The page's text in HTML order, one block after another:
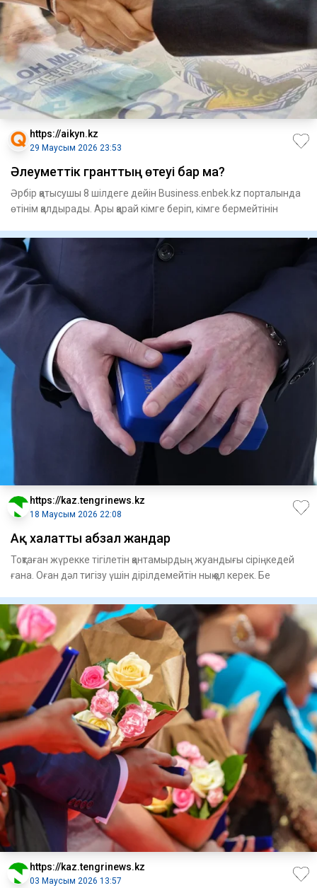
https://aikyn.kz
29 Маусым 2026 23:53
Әлеуметтік гранттың өтеуі бар ма?
Әрбір қатысушы 8 шілдеге дейін Business.enbek.kz порталында
өтінім қалдырады. Ары қарай кімге беріп, кімге бермейтінін
https://kaz.tengrinews.kz
18 Маусым 2026 22:08
Ақ халатты абзал жандар
Тоқтаған жүрекке тігілетін қантамырдың жуандығы сіріңкедей
ғана. Оған дәл тигізу үшін дірілдемейтін нық қол керек. Бе
https://kaz.tengrinews.kz
03 Маусым 2026 13:57